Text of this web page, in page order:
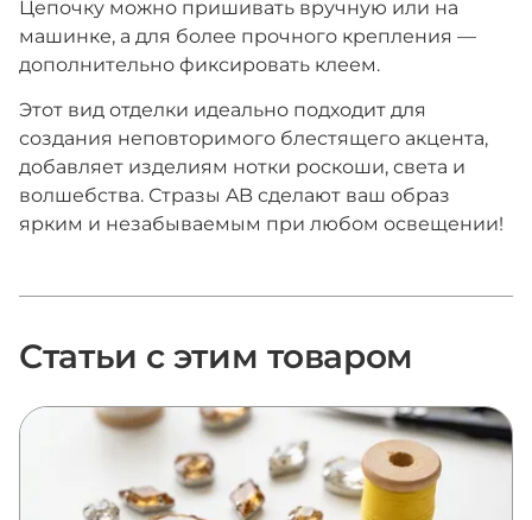
Цепочку можно пришивать вручную или на
машинке, а для более прочного крепления —
дополнительно фиксировать клеем.
Этот вид отделки идеально подходит для
создания неповторимого блестящего акцента,
добавляет изделиям нотки роскоши, света и
волшебства. Стразы AB сделают ваш образ
ярким и незабываемым при любом освещении!
Статьи с этим товаром